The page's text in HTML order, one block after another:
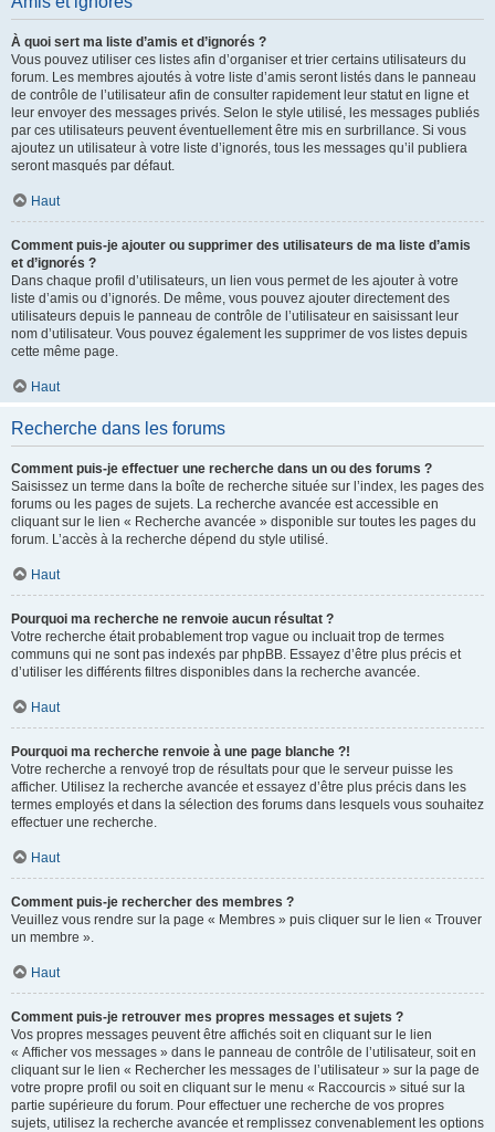
À quoi sert ma liste d’amis et d’ignorés ?
Vous pouvez utiliser ces listes afin d’organiser et trier certains utilisateurs du
forum. Les membres ajoutés à votre liste d’amis seront listés dans le panneau
de contrôle de l’utilisateur afin de consulter rapidement leur statut en ligne et
leur envoyer des messages privés. Selon le style utilisé, les messages publiés
par ces utilisateurs peuvent éventuellement être mis en surbrillance. Si vous
ajoutez un utilisateur à votre liste d’ignorés, tous les messages qu’il publiera
seront masqués par défaut.
Haut
Comment puis-je ajouter ou supprimer des utilisateurs de ma liste d’amis
et d’ignorés ?
Dans chaque profil d’utilisateurs, un lien vous permet de les ajouter à votre
liste d’amis ou d’ignorés. De même, vous pouvez ajouter directement des
utilisateurs depuis le panneau de contrôle de l’utilisateur en saisissant leur
nom d’utilisateur. Vous pouvez également les supprimer de vos listes depuis
cette même page.
Haut
Recherche dans les forums
Comment puis-je effectuer une recherche dans un ou des forums ?
Saisissez un terme dans la boîte de recherche située sur l’index, les pages des
forums ou les pages de sujets. La recherche avancée est accessible en
cliquant sur le lien « Recherche avancée » disponible sur toutes les pages du
forum. L’accès à la recherche dépend du style utilisé.
Haut
Pourquoi ma recherche ne renvoie aucun résultat ?
Votre recherche était probablement trop vague ou incluait trop de termes
communs qui ne sont pas indexés par phpBB. Essayez d’être plus précis et
d’utiliser les différents filtres disponibles dans la recherche avancée.
Haut
Pourquoi ma recherche renvoie à une page blanche ?!
Votre recherche a renvoyé trop de résultats pour que le serveur puisse les
afficher. Utilisez la recherche avancée et essayez d’être plus précis dans les
termes employés et dans la sélection des forums dans lesquels vous souhaitez
effectuer une recherche.
Haut
Comment puis-je rechercher des membres ?
Veuillez vous rendre sur la page « Membres » puis cliquer sur le lien « Trouver
un membre ».
Haut
Comment puis-je retrouver mes propres messages et sujets ?
Vos propres messages peuvent être affichés soit en cliquant sur le lien
« Afficher vos messages » dans le panneau de contrôle de l’utilisateur, soit en
cliquant sur le lien « Rechercher les messages de l’utilisateur » sur la page de
votre propre profil ou soit en cliquant sur le menu « Raccourcis » situé sur la
partie supérieure du forum. Pour effectuer une recherche de vos propres
sujets, utilisez la recherche avancée et remplissez convenablement les options